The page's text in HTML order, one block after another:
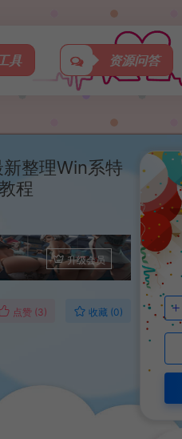
具 资源问答
整理Win系特
程
升级会员
点赞 (3) 收藏 (0)